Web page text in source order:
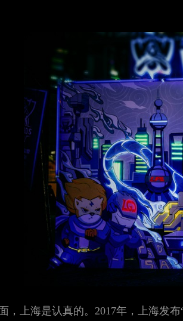
，上海是认真的。2017年，上海发